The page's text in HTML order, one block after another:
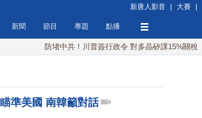
新唐人影音 | 大賽 |
新聞 節目 專題 點播
防堵中共！川普簽行政令 對多晶矽課15%關稅
準美國 南韓籲對話